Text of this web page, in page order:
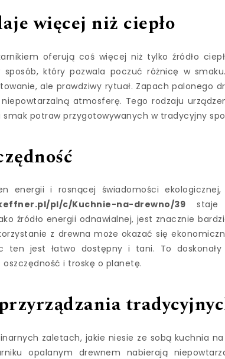
więcej niż ciepło
oferują coś więcej niż tylko źródło
który pozwala poczuć różnicę w
ale prawdziwy rytuał. Zapach palonego
atmosferę. Tego rodzaju
potraw przygotowywanych w tradycyjny
energii i rosnącej świadomości
pl/c/Kuchnie-na-drewno/39 staje
źródło energii odnawialnej, jest znacznie
z drewna może okazać się
ten jest łatwo dostępny i tani. To doskonały
i troskę o planetę.
zaletach, jakie niesie ze sobą kuchnia
opalanym drewnem nabierają